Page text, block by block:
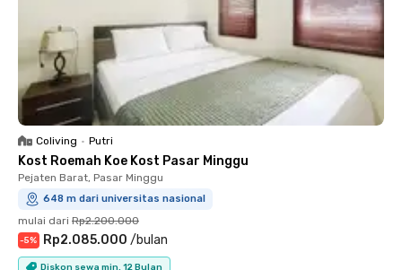
Coliving • Putri
Kost Roemah Koe Kost Pasar Minggu
Pejaten Barat, Pasar Minggu
648 m dari universitas nasional
mulai dari Rp2.200.000
-5% Rp2.085.000 /bulan
Diskon sewa min. 12 Bulan